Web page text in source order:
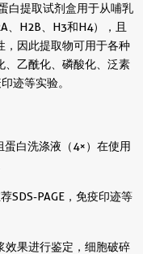
白提取试剂盒用于从哺乳
、H2B、H3和H4），且
，因此提取物可用于各种
、乙酰化、磷酸化、泛素
迹等实验。
白洗涤液（4×）在使用
SDS-PAGE，免疫印迹等
效果进行鉴定，细胞破碎